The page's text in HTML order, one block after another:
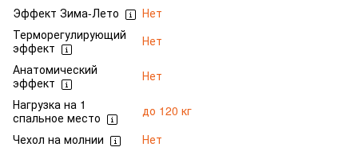
Эффект Зима-Лето
Нет
Терморегулирующий
эффект
Нет
Анатомический
эффект
Нет
Нагрузка на 1
спальное место
до 120 кг
Чехол на молнии
Нет